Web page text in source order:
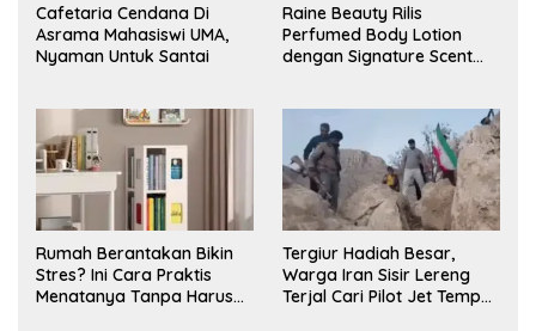
Cafetaria Cendana Di
Asrama Mahasiswi UMA,
Nyaman Untuk Santai
Raine Beauty Rilis
Perfumed Body Lotion
dengan Signature Scent
Rumah Berantakan Bikin
Stres? Ini Cara Praktis
Menatanya Tanpa Harus
Tergiur Hadiah Besar,
Warga Iran Sisir Lereng
Terjal Cari Pilot Jet Tempur